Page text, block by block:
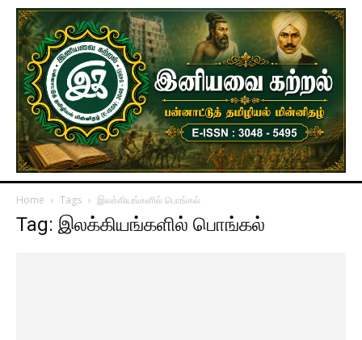
Home Tags இலக்கியங்களில் பொங்கல்
Tag: இலக்கியங்களில் பொங்கல்